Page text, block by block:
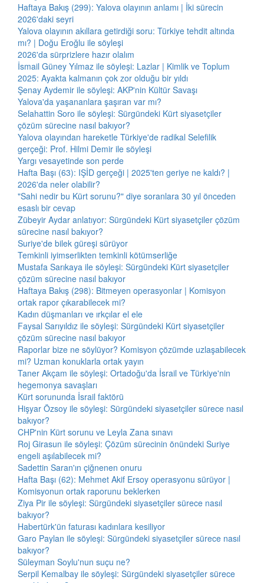
Haftaya Bakış (299): Yalova olayının anlamı | İki sürecin
2026'daki seyri
Yalova olayının akıllara getirdiği soru: Türkiye tehdit altında
mı? | Doğu Eroğlu ile söyleşi
2026'da sürprizlere hazır olalım
İsmail Güney Yılmaz ile söyleşi: Lazlar | Kimlik ve Toplum
2025: Ayakta kalmanın çok zor olduğu bir yıldı
Şenay Aydemir ile söyleşi: AKP'nin Kültür Savaşı
Yalova'da yaşananlara şaşıran var mı?
Selahattin Soro ile söyleşi: Sürgündeki Kürt siyasetçiler
çözüm sürecine nasıl bakıyor?
Yalova olayından hareketle Türkiye'de radikal Selefilik
gerçeği: Prof. Hilmi Demir ile söyleşi
Yargı vesayetinde son perde
Hafta Başı (63): IŞİD gerçeği | 2025'ten geriye ne kaldı? |
2026'da neler olabilir?
"Sahi nedir bu Kürt sorunu?" diye soranlara 30 yıl önceden
esaslı bir cevap
Zübeyir Aydar anlatıyor: Sürgündeki Kürt siyasetçiler çözüm
sürecine nasıl bakıyor?
Suriye'de bilek güreşi sürüyor
Temkinli iyimserlikten temkinli kötümserliğe
Mustafa Sarıkaya ile söyleşi: Sürgündeki Kürt siyasetçiler
çözüm sürecine nasıl bakıyor
Haftaya Bakış (298): Bitmeyen operasyonlar | Komisyon
ortak rapor çıkarabilecek mi?
Kadın düşmanları ve ırkçılar el ele
Faysal Sarıyıldız ile söyleşi: Sürgündeki Kürt siyasetçiler
çözüm sürecine nasıl bakıyor
Raporlar bize ne söylüyor? Komisyon çözümde uzlaşabilecek
mi? Uzman konuklarla ortak yayın
Taner Akçam ile söyleşi: Ortadoğu'da İsrail ve Türkiye'nin
hegemonya savaşları
Kürt sorununda İsrail faktörü
Hişyar Özsoy ile söyleşi: Sürgündeki siyasetçiler sürece nasıl
bakıyor?
CHP'nin Kürt sorunu ve Leyla Zana sınavı
Roj Girasun ile söyleşi: Çözüm sürecinin önündeki Suriye
engeli aşılabilecek mi?
Sadettin Saran'ın çiğnenen onuru
Hafta Başı (62): Mehmet Akif Ersoy operasyonu sürüyor |
Komisyonun ortak raporunu beklerken
Ziya Pir ile söyleşi: Sürgündeki siyasetçiler sürece nasıl
bakıyor?
Habertürk'ün faturası kadınlara kesiliyor
Garo Paylan ile söyleşi: Sürgündeki siyasetçiler sürece nasıl
bakıyor?
Süleyman Soylu'nun suçu ne?
Serpil Kemalbay ile söyleşi: Sürgündeki siyasetçiler sürece